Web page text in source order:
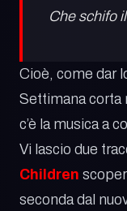
Che schifo
Cioè, come dar
Settimana corta
c’è la musica a
Vi lascio due
Children
seconda dal